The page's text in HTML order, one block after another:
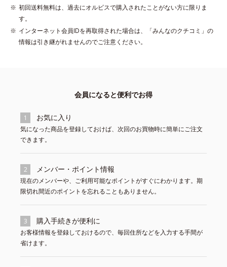
初回送料無料は、過去にオルビスで購入されたことがない方に限りま
す。
インターネット会員IDを再取得された場合は、「みんなのクチコミ」の
情報は引き継がれませんのでご注意ください。
会員になると便利でお得
1 お気に入り
気になった商品を登録しておけば、次回のお買物時に簡単にご注文
できます。
2 メンバー・ポイント情報
現在のメンバーや、ご利用可能なポイントがすぐにわかります。期
限切れ間近のポイントを忘れることもありません。
3 購入手続きが便利に
お客様情報を登録しておけるので、毎回住所などを入力する手間が
省けます。